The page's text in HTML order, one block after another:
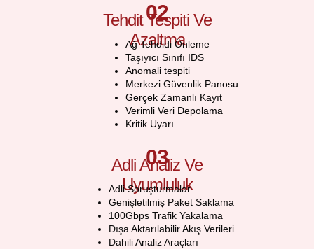
02
Tehdit Tespiti Ve
Azaltma
Ağ Tehdidi Önleme
Taşıyıcı Sınıfı IDS
Anomali tespiti
Merkezi Güvenlik Panosu
Gerçek Zamanlı Kayıt
Verimli Veri Depolama
Kritik Uyarı
03
Adli Analiz Ve
Uyumluluk
Adli Soruşturmalar
Genişletilmiş Paket Saklama
100Gbps Trafik Yakalama
Dışa Aktarılabilir Akış Verileri
Dahili Analiz Araçları